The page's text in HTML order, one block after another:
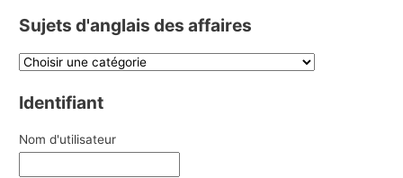
Sujets d'anglais des affaires
Identifiant
Nom d'utilisateur